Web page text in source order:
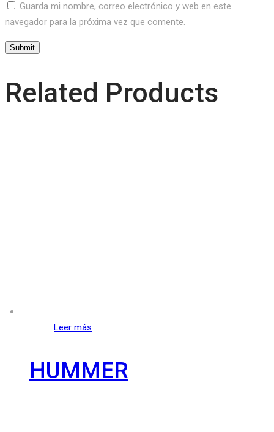
Guarda mi nombre, correo electrónico y web en este
navegador para la próxima vez que comente.
Related Products
Leer más
HUMMER